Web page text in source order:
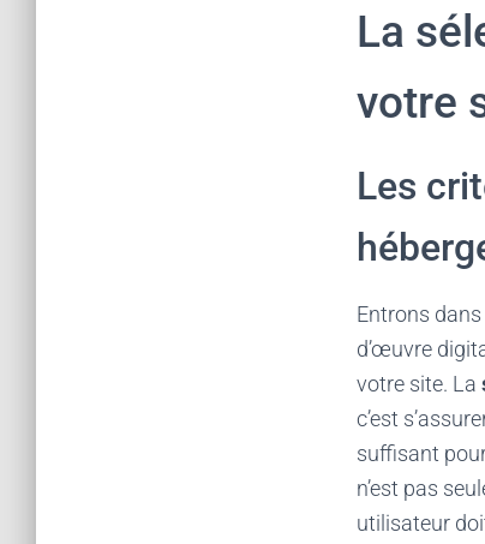
La
votre
Les
Entrons
d’œuvre
votre site. La
c’est
suffisant
n’est pas
utilisateur